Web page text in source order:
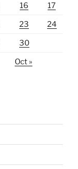
16 17
23 24
30
Oct »